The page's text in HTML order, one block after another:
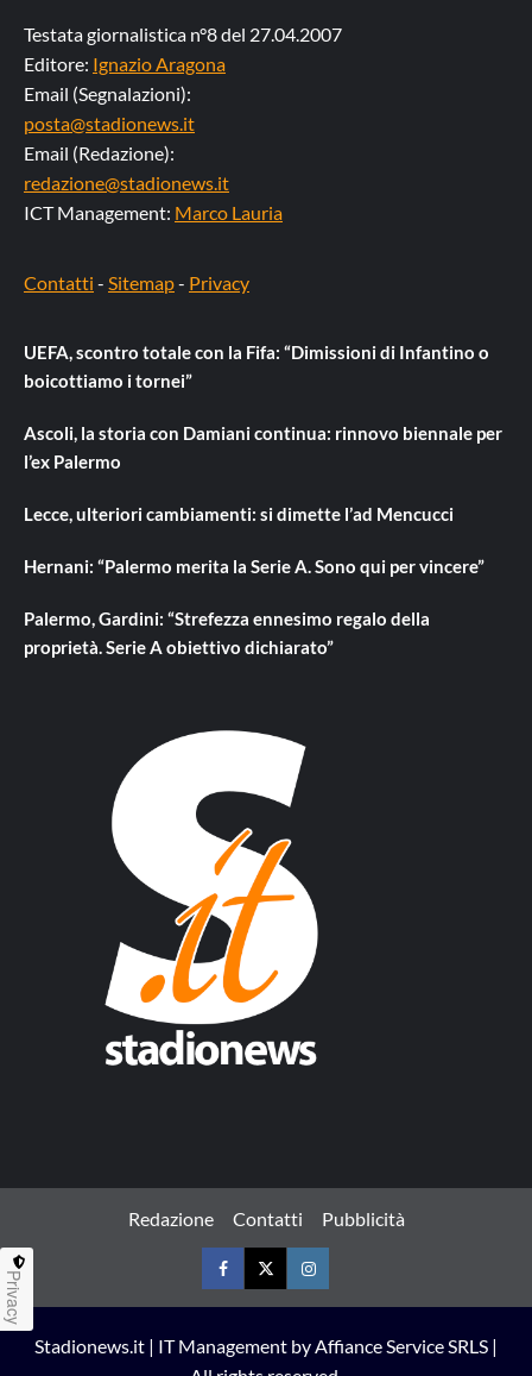
Testata giornalistica n°8 del 27.04.2007
Editore: Ignazio Aragona
Email (Segnalazioni):
posta@stadionews.it
Email (Redazione):
redazione@stadionews.it
ICT Management: Marco Lauria
Contatti - Sitemap- Privacy
UEFA, scontro totale con la Fifa: “Dimissioni di Infantino o
boicottiamo i tornei”
Ascoli, la storia con Damiani continua: rinnovo biennale per
l’ex Palermo
Lecce, ulteriori cambiamenti: si dimette l’ad Mencucci
Hernani: “Palermo merita la Serie A. Sono qui per vincere”
Palermo, Gardini: “Strefezza ennesimo regalo della
proprietà. Serie A obiettivo dichiarato”
Redazione Contatti Pubblicità
FacebookTwitterInstagram
Stadionews.it | IT Management by Affiance Service SRLS |
Privacy